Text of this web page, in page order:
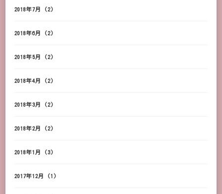
2018年7月 (2)
2018年6月 (2)
2018年5月 (2)
2018年4月 (2)
2018年3月 (2)
2018年2月 (2)
2018年1月 (3)
2017年12月 (1)